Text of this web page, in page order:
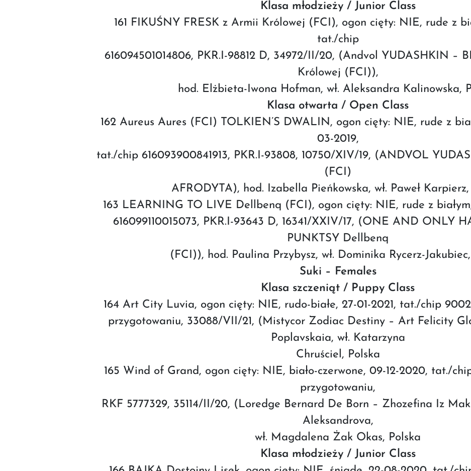
Klasa młodzieży / Junior Class
161 FIKUŚNY FRESK z Armii Królowej (FCI), ogon cięty: NIE, rude z
tat./chip
616094501014806, PKR.I-98812 D, 34972/II/20, (Andvol YUDASHKIN –
Królowej (FCI)),
hod. Elżbieta-Iwona Hofman, wł. Aleksandra Kalinowska,
Klasa otwarta / Open Class
162 Aureus Aures (FCI) TOLKIEN’S DWALIN, ogon cięty: NIE, rude z
03-2019,
tat./chip 616093900841913, PKR.I-93808, 10750/XIV/19, (ANDVOL
(FCI)
AFRODYTA), hod. Izabella Pieńkowska, wł. Paweł
163 LEARNING TO LIVE Dellbenq (FCI), ogon cięty: NIE, rude z
616099110015073, PKR.I-93643 D, 16341/XXIV/17, (ONE AND ONLY
PUNKTSY Dellbenq
(FCI)), hod. Paulina Przybysz, wł. Dominika Rycerz-
Suki – Females
Klasa szczeniąt / Puppy Class
164 Art City Luvia, ogon cięty: NIE, rudo-białe, 27-01-2021, tat./chip
przygotowaniu, 33088/VII/21, (Mistycor Zodiac Destiny – Art Felicity
Poplavskaia, wł. Katarzyna
Chruściel, Polska
165 Wind of Grand, ogon cięty: NIE, biało-czerwone, 09-12-2020, tat./
przygotowaniu,
RKF 5777329, 35114/II/20, (Loredge Bernard De Born – Zhozefina Iz
Aleksandrova,
wł. Magdalena Żak Okas, Polska
Klasa młodzieży / Junior Class